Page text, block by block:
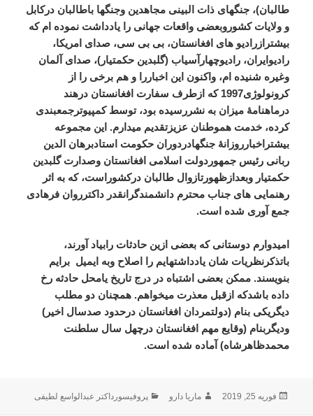
طالبان)، جنگهای ذات البینی مجاهدین وجنگها باطالبان درکابل
و ولایات کشوروبعضی واقعات جهانی را یادداشت نموده ام که
بیشترازرادیو های افغانستان، بی بی سی، صدای امریکا،
رادیوایران، رادیوچهارآسیاب (گلبدین حکمتیار)، صدای آلمان
وغیره شنیده ام، واکنون این اخباررا و هم برخی را از
کرونولوژی1997 که ازطرف سفارت افغانستان درهند
درماهنامۀ میزان به نشررسیده بود، توسط کمپیوترجمعبندی
کرده، خدمت هموطنان عزیزتقدیم میدارم. این مجموعه
بیشتراخبارروزانۀ جنگهادردوران حکومت استادبرهان الدین
ربانی رئیس جمهوردولت اسلامی افغانستان وصدارت گلبدین
حکمتیار وبعدازظهورتازوال طالبان درکشوراست، که به اثر
رهنمایی های جناب محترم دانشمندگرانقدر داکترروان فرهادی
جمع آوری شده است.
امیدوارم دوستانی که بعضی ازین حادثات رابیاد آورند،
باتذکرنظریات شان یادداشتهایم را اصلاح وبه ایمیل برایم
بنویسند. ممکن بعضی اشتباه در درج تاریخ یامحل حادثه رخ
داده باشدکه ازقبل معذرت میخواهم. همچنان دو مطلب
دیگریکی بنام (دولتمردان افغانستان درحدود صدسال اخیر)
ودیگربنام (وقایع مهم افغانستان درچهل سال سلطنت
محمدظاهرشاه) آماده شده است.
ارسال
فوریه 25, 2019 نویسنده
ماریا دارو دسته‌ها
پروفیسورداکتر عبدالواسع لطیفی